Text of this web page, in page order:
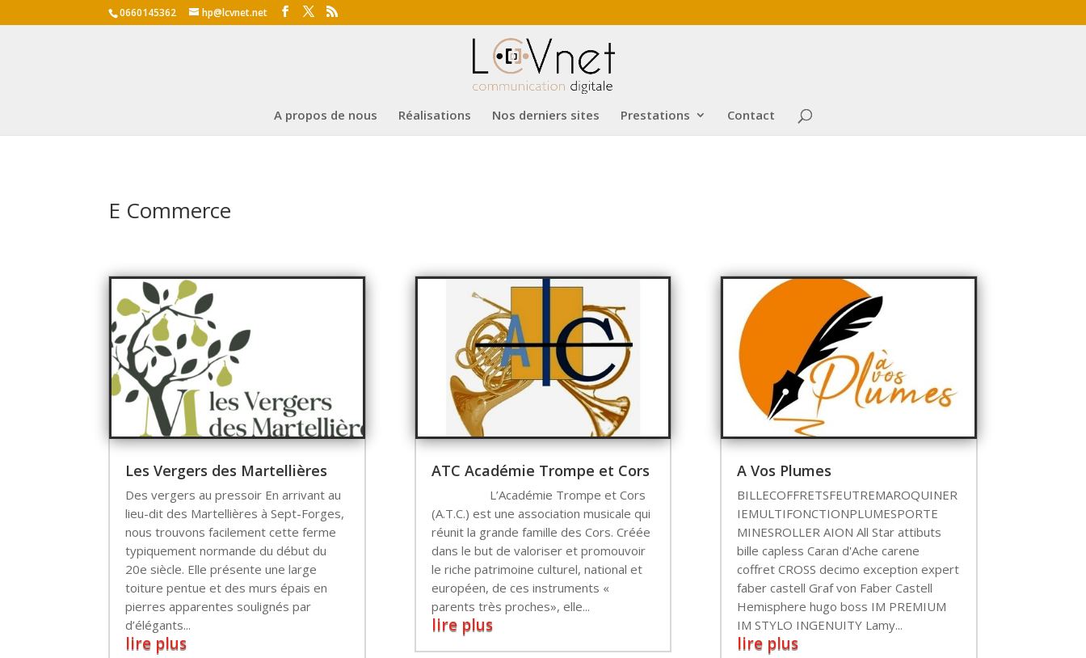
0660145362 hp@lcvnet.net
A propos de nous Réalisations Nos derniers sites Prestations Contact
E Commerce
Les Vergers des Martellières
Des vergers au pressoir En arrivant au
lieu-dit des Martellières à Sept-Forges,
nous trouvons facilement cette ferme
typiquement normande du début du
20e siècle. Elle présente une large
toiture pentue et des murs épais en
pierres apparentes soulignés par
d’élégants...
lire plus
ATC Académie Trompe et Cors
L’Académie Trompe et Cors
(A.T.C.) est une association musicale qui
réunit la grande famille des Cors. Créée
dans le but de valoriser et promouvoir
le riche patrimoine culturel, national et
européen, de ces instruments «
parents très proches», elle...
lire plus
A Vos Plumes
BILLECOFFRETSFEUTREMAROQUINER
IEMULTIFONCTIONPLUMESPORTE
MINESROLLER AION All Star attibuts
bille capless Caran d'Ache carene
coffret CROSS decimo exception expert
faber castell Graf von Faber Castell
Hemisphere hugo boss IM PREMIUM
IM STYLO INGENUITY Lamy...
lire plus